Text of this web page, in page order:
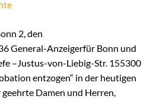
2, den
General-Anzeigerfür Bonn und
–Justus-von-Liebig-Str. 155300
entzogen“ in der heutigen
Damen und Herren,